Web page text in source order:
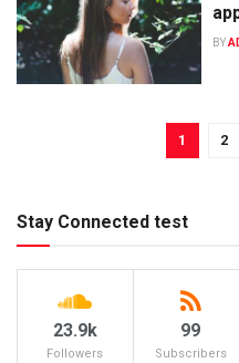
BY
1 2
Stay Connected test
23.9k
Followers
99
Subscribers